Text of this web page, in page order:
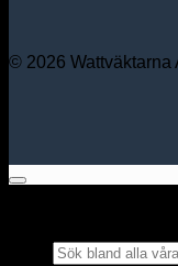
© 2026 Wattväktarna